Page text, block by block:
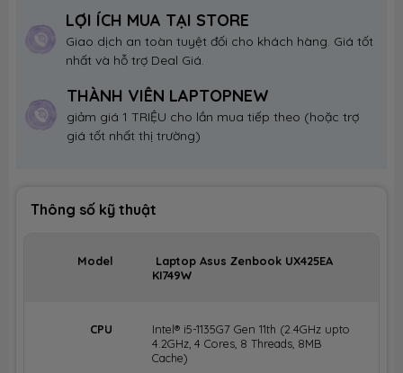
LỢI ÍCH MUA TẠI STORE
Giao dịch an toàn tuyệt đối cho khách hàng. Giá tốt
nhất và hỗ trợ Deal Giá.
THÀNH VIÊN LAPTOPNEW
giảm giá 1 TRIỆU cho lần mua tiếp theo (hoặc trợ
giá tốt nhất thị trường)
Thông số kỹ thuật
Model
Laptop Asus Zenbook UX425EA
KI749W
CPU
Intel® i5-1135G7 Gen 11th (2.4GHz upto
4.2GHz, 4 Cores, 8 Threads, 8MB
Cache)